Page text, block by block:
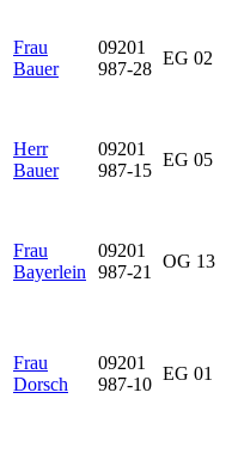
Frau
Bauer
09201
987-28
EG 02
Herr
Bauer
09201
987-15
EG 05
Frau
Bayerlein
09201
987-21
OG 13
Frau
Dorsch
09201
987-10
EG 01